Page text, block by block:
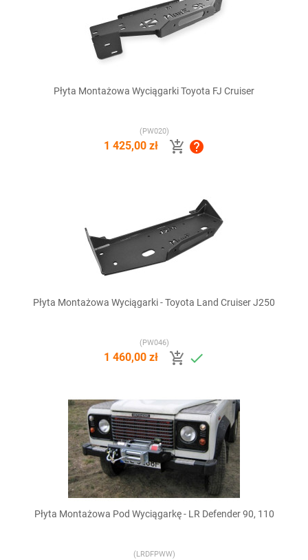
Płyta Montażowa Wyciągarki Toyota FJ Cruiser
(PW020)
1 425,00 zł  
Płyta Montażowa Wyciągarki - Toyota Land Cruiser J250
(PW046)
1 460,00 zł  
Płyta Montażowa Pod Wyciągarkę - LR Defender 90, 110
(LRDFPWW)